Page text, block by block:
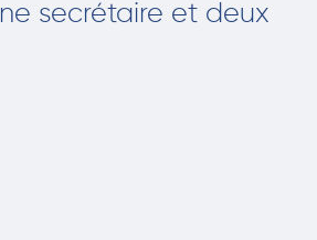
secrétaire et deux